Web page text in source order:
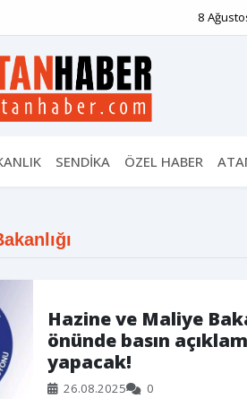
8
SENDİKA ÖZEL HABER
Hazine ve Maliye
önünde basın
yapacak!
26.08.2025 0